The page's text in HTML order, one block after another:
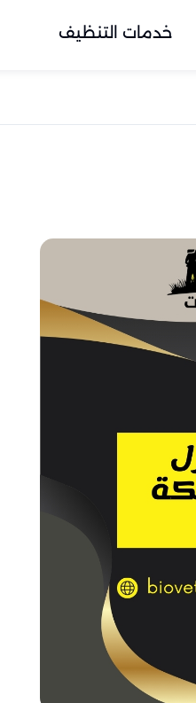
خدمات التنظيف